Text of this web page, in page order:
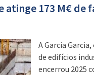
atinge 173 M€ de
A Garcia
de edifícios
encerrou 2025